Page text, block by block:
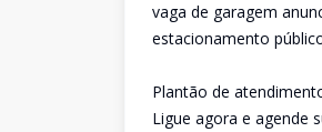
vaga de garagem
estacionamento
Plantão de
Ligue agora e agende